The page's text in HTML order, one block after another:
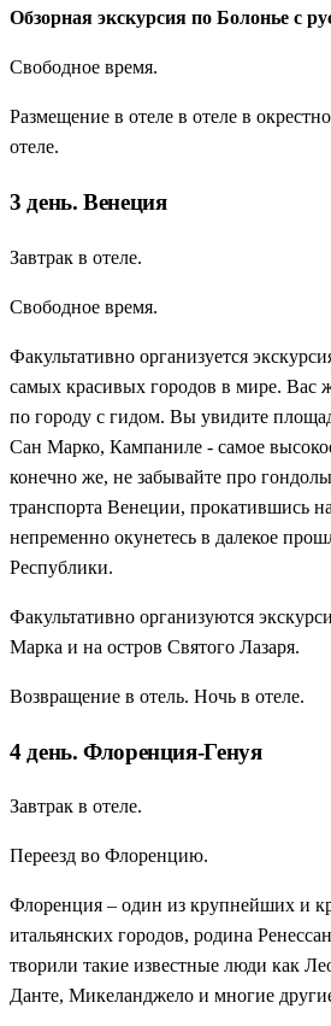
Обзорная экскурсия по Болонье с
Свободное время.
Размещение в отеле в отеле в
отеле.
3 день. Венеция
Завтрак в отеле.
Свободное время.
Факультативно организуется
самых красивых городов в мире. Вас
по городу с гидом. Вы увидите
Сан Марко, Кампаниле - самое
конечно же, не забывайте про
транспорта Венеции, прокатившись
непременно окунетесь в далекое
Республики.
Факультативно организуются
Марка и на остров Святого Лазаря.
Возвращение в отель. Ночь в отеле.
4 день. Флоренция-Генуя
Завтрак в отеле.
Переезд во Флоренцию.
Флоренция – один из крупнейших и
итальянских городов, родина
творили такие известные люди как
Данте, Микеланджело и многие